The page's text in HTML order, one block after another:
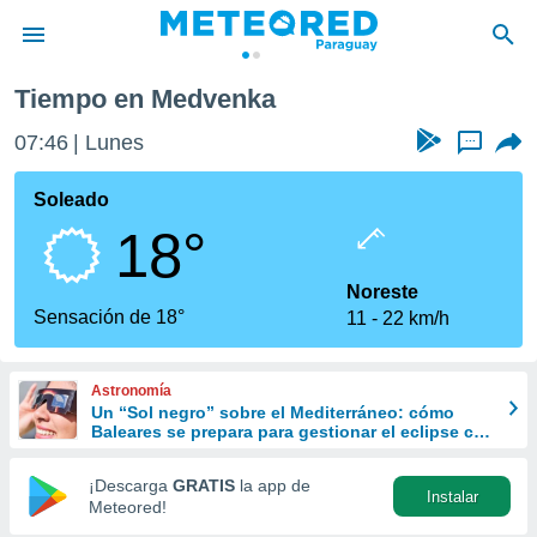
de
ha
calidad.
a este
las
y
forma
digital
basada
Tiempo en Medvenka
07:46 Lunes ...
Soleado
18°
Sensación de 18°
Noreste
11
22 km/h
Astronomía
Un “Sol negro” sobre el Mediterráneo: cómo
Baleares se prepara para gestionar el eclipse con
¡Descarga GRATIS la app de
Meteored!
Instalar